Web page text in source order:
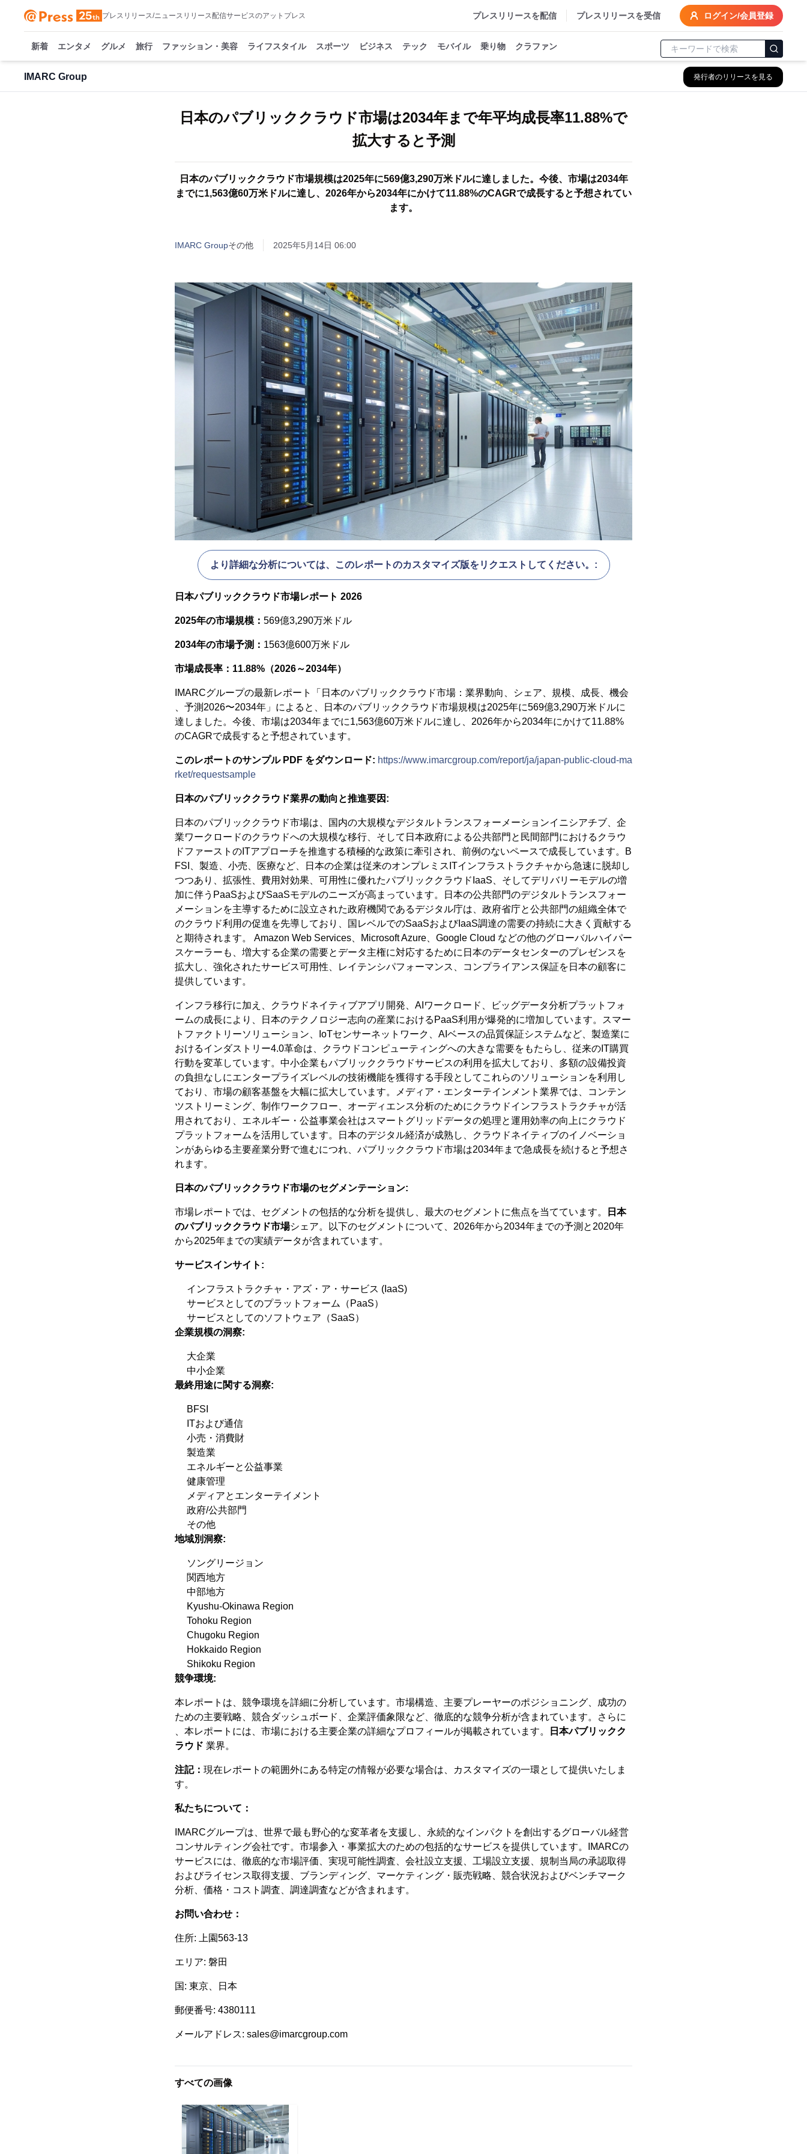
プレスリリース/ニュースリリース配信サービスのアットプレス プレスリリースを配信 プレスリリースを受信 ログイン/会員登録
新着 エンタメ グルメ 旅行 ファッション・美容 ライフスタイル スポーツ ビジネス テック モバイル 乗り物 クラファン
IMARC Group 発行者のリリースを見る
日本のパブリッククラウド市場は2034年まで年平均成長率11.88%で
拡大すると予測
日本のパブリッククラウド市場規模は2025年に569億3,290万米ドルに達しました。今後、市場は2034年
までに1,563億60万米ドルに達し、2026年から2034年にかけて11.88%のCAGRで成長すると予想されてい
ます。
IMARC Groupその他 2025年5月14日 06:00
より詳細な分析については、このレポートのカスタマイズ版をリクエストしてください。:
日本パブリッククラウド市場レポート 2026
2025年の市場規模： 569億3,290万米ドル
2034年の市場予測： 1563億600万米ドル
市場成長率：11.88%（2026～2034年）
IMARCグループの最新レポート「日本のパブリッククラウド市場：業界動向、シェア、規模、成長、機会
、予測2026〜2034年」によると、日本のパブリッククラウド市場規模は2025年に569億3,290万米ドルに
達しました。今後、市場は2034年までに1,563億60万米ドルに達し、2026年から2034年にかけて11.88%
のCAGRで成長すると予想されています。
このレポートのサンプル PDF をダウンロード: https://www.imarcgroup.com/report/ja/japan-public-cloud-ma
rket/requestsample
日本のパブリッククラウド業界の動向と推進要因:
日本のパブリッククラウド市場は、国内の大規模なデジタルトランスフォーメーションイニシアチブ、企
業ワークロードのクラウドへの大規模な移行、そして日本政府による公共部門と民間部門におけるクラウ
ドファーストのITアプローチを推進する積極的な政策に牽引され、前例のないペースで成長しています。B
FSI、製造、小売、医療など、日本の企業は従来のオンプレミスITインフラストラクチャから急速に脱却し
つつあり、拡張性、費用対効果、可用性に優れたパブリッククラウドIaaS、そしてデリバリーモデルの増
加に伴うPaaSおよびSaaSモデルのニーズが高まっています。日本の公共部門のデジタルトランスフォー
メーションを主導するために設立された政府機関であるデジタル庁は、政府省庁と公共部門の組織全体で
のクラウド利用の促進を先導しており、国レベルでのSaaSおよびIaaS調達の需要の持続に大きく貢献する
と期待されます。 Amazon Web Services、Microsoft Azure、Google Cloud などの他のグローバルハイパー
スケーラーも、増大する企業の需要とデータ主権に対応するために日本のデータセンターのプレゼンスを
拡大し、強化されたサービス可用性、レイテンシパフォーマンス、コンプライアンス保証を日本の顧客に
提供しています。
インフラ移行に加え、クラウドネイティブアプリ開発、AIワークロード、ビッグデータ分析プラットフォ
ームの成長により、日本のテクノロジー志向の産業におけるPaaS利用が爆発的に増加しています。スマー
トファクトリーソリューション、IoTセンサーネットワーク、AIベースの品質保証システムなど、製造業に
おけるインダストリー4.0革命は、クラウドコンピューティングへの大きな需要をもたらし、従来のIT購買
行動を変革しています。中小企業もパブリッククラウドサービスの利用を拡大しており、多額の設備投資
の負担なしにエンタープライズレベルの技術機能を獲得する手段としてこれらのソリューションを利用し
ており、市場の顧客基盤を大幅に拡大しています。メディア・エンターテインメント業界では、コンテン
ツストリーミング、制作ワークフロー、オーディエンス分析のためにクラウドインフラストラクチャが活
用されており、エネルギー・公益事業会社はスマートグリッドデータの処理と運用効率の向上にクラウド
プラットフォームを活用しています。日本のデジタル経済が成熟し、クラウドネイティブのイノベーショ
ンがあらゆる主要産業分野で進むにつれ、パブリッククラウド市場は2034年まで急成長を続けると予想さ
れます。
日本のパブリッククラウド市場のセグメンテーション:
市場レポートでは、セグメントの包括的な分析を提供し、最大のセグメントに焦点を当てています。
日本
のパブリッククラウド市場シェア。以下のセグメントについて、2026年から2034年までの予測と2020年
から2025年までの実績データが含まれています。
サービスインサイト:
インフラストラクチャ・アズ・ア・サービス (IaaS)
サービスとしてのプラットフォーム（PaaS）
サービスとしてのソフトウェア（SaaS）
企業規模の洞察:
大企業
中小企業
最終用途に関する洞察:
BFSI
ITおよび通信
小売・消費財
製造業
エネルギーと公益事業
健康管理
メディアとエンターテイメント
政府/公共部門
その他
地域別洞察:
ソングリージョン
関西地方
中部地方
Kyushu-Okinawa Region
Tohoku Region
Chugoku Region
Hokkaido Region
Shikoku Region
競争環境:
本レポートは、競争環境を詳細に分析しています。市場構造、主要プレーヤーのポジショニング、成功の
ための主要戦略、競合ダッシュボード、企業評価象限など、徹底的な競争分析が含まれています。さらに
、本レポートには、市場における主要企業の詳細なプロフィールが掲載されています。
日本パブリックク
ラウド 業界。
注記： 現在レポートの範囲外にある特定の情報が必要な場合は、カスタマイズの一環として提供いたしま
す。
私たちについて：
IMARCグループは、世界で最も野心的な変革者を支援し、永続的なインパクトを創出するグローバル経営
コンサルティング会社です。市場参入・事業拡大のための包括的なサービスを提供しています。IMARCの
サービスには、徹底的な市場評価、実現可能性調査、会社設立支援、工場設立支援、規制当局の承認取得
およびライセンス取得支援、ブランディング、マーケティング・販売戦略、競合状況およびベンチマーク
分析、価格・コスト調査、調達調査などが含まれます。
お問い合わせ：
住所: 上園563-13
エリア: 磐田
国: 東京、日本
郵便番号: 4380111
メールアドレス: sales@imarcgroup.com
すべての画像